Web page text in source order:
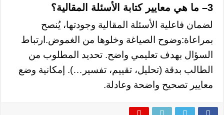
3– ما هي معايير كتابة الأسئلة المقالية؟
لضمان فاعلية الأسئلة المقالية وجودتها، يُنصح
بمراعاة:وضوح الصياغة وخلوها من الغموض.ارتباط
السؤال بهدف تعليمي واضح. تحديد المطلوب من
الطالب بدقة (تحليل، تقييم، تفسير…). إمكانية وضع
معايير تصحيح واضحة وعادلة.